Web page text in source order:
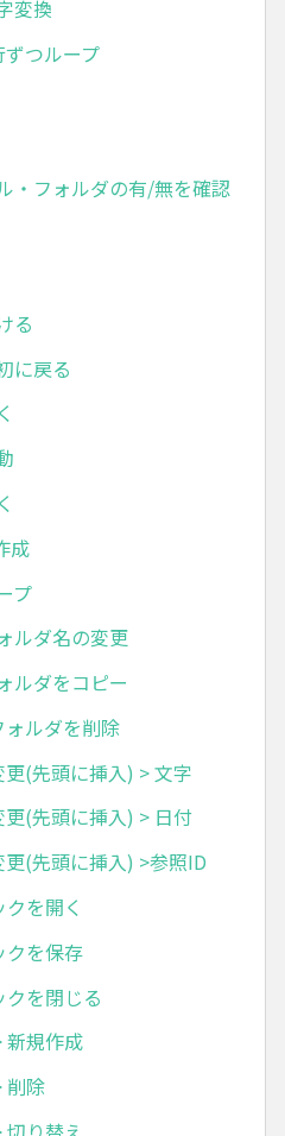
変換
つループ
・フォルダの有/無を確認
る
に戻る
成
プ
ルダ名の変更
ルダをコピー
ルダを削除
(先頭に挿入) > 文字
(先頭に挿入) > 日付
(先頭に挿入) >参照ID
を開く
クを保存
を閉じる
新規作成
削除